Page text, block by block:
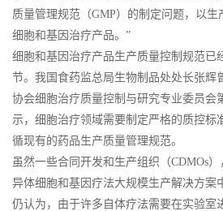
质量管理规范（GMP）的制定问题，以
细胞和基因治疗产品。”
细胞和基因治疗产品生产质量控制规范已
节。我国食药监总局生物制品处处长张辉
协会细胞治疗质量控制与研究专业委员会
示，细胞治疗领域需要制定严格的质控标
循现有的药品生产质量管理规范。
虽然一些合同开发和生产组织（CDMOs
异体细胞和基因疗法大规模生产解决方案
仍认为，由于许多自体疗法需要在实验室